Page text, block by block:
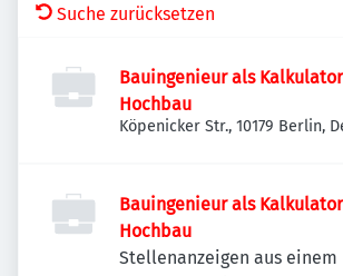
Suche zurücksetzen
Bauingenieur als
Hochbau
Köpenicker Str., 10179 Berlin,
Bauingenieur als
Hochbau
Stellenanzeigen aus einem